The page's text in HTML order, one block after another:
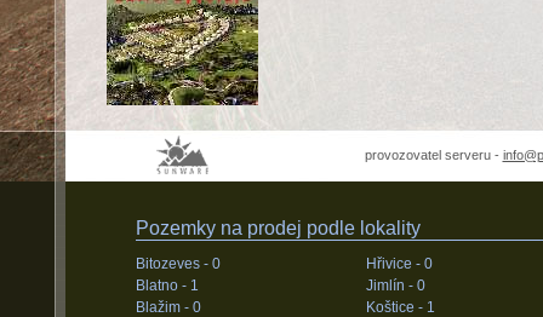
provozovatel serveru -
Pozemky na prodej podle lokality
Bitozeves - 0
Blatno - 1
Blažim - 0
Hřivice - 0
Jimlín - 0
Koštice - 1